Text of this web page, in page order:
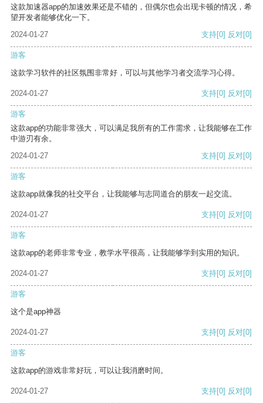
这款加速器app的加速效果还是不错的，但偶尔也会出现卡顿的情况，希
望开发者能够优化一下。
2024-01-27
支持[0] 反对[0]
游客
这款学习软件的社区氛围非常好，可以与其他学习者交流学习心得。
2024-01-27 支持[0] 反对[0]
游客
这款app的功能非常强大，可以满足我所有的工作需求，让我能够在工作
中游刃有余。
2024-01-27
支持[0] 反对[0]
游客
这款app就像我的社交平台，让我能够与志同道合的朋友一起交流。
2024-01-27 支持[0] 反对[0]
游客
这款app的老师非常专业，教学水平很高，让我能够学到实用的知识。
2024-01-27 支持[0] 反对[0]
游客
这个是app神器
2024-01-27 支持[0] 反对[0]
游客
这款app的游戏非常好玩，可以让我消磨时间。
2024-01-27 支持[0] 反对[0]